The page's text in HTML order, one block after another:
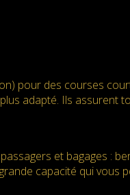
pour des courses
adapté. Ils assurent
et bagages :
capacité qui vous